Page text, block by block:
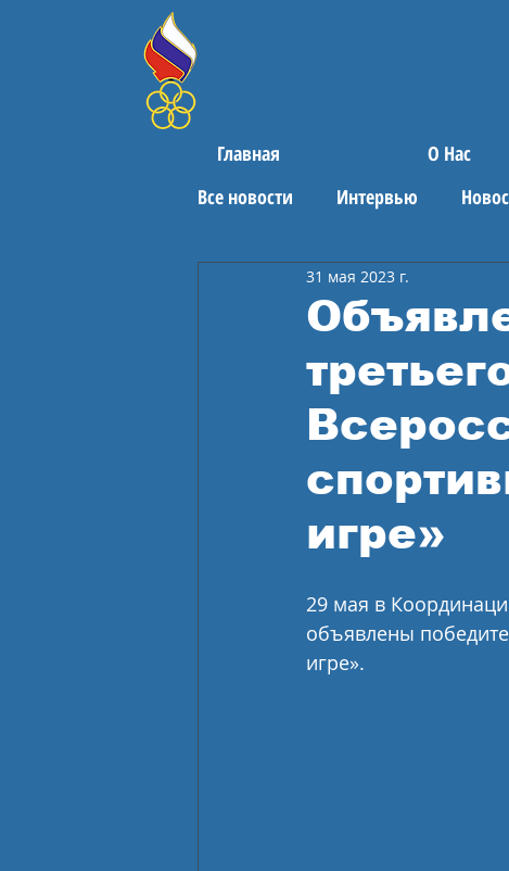
Главная О Нас
Все новости
Интервью
Поздравления Спортивные
игре»
31 мая 2023 г.
29 мая в
объявлены
игре».